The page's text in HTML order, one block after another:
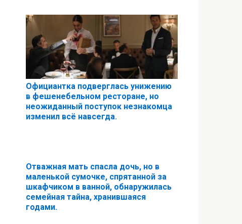
Официантка подверглась унижению
в фешенебельном ресторане, но
неожиданный поступок незнакомца
изменил всё навсегда.
Отважная мать спасла дочь, но в
маленькой сумочке, спрятанной за
шкафчиком в ванной, обнаружилась
семейная тайна, хранившаяся
годами.